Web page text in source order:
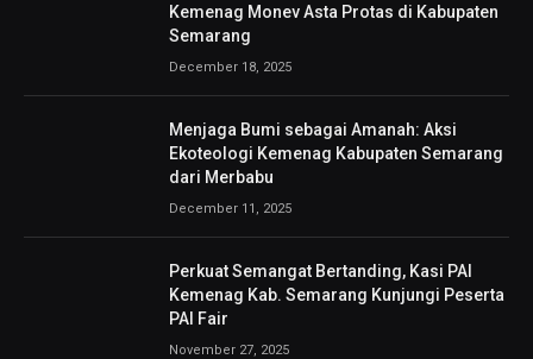
Kemenag Monev Asta Protas di Kabupaten
Semarang
December 18, 2025
Menjaga Bumi sebagai Amanah: Aksi
Ekoteologi Kemenag Kabupaten Semarang
dari Merbabu
December 11, 2025
Perkuat Semangat Bertanding, Kasi PAI
Kemenag Kab. Semarang Kunjungi Peserta
PAI Fair
November 27, 2025